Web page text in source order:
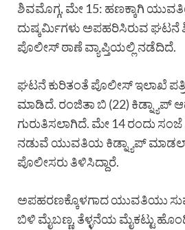
ಶಿವಮೊಗ್ಗ, ಮೇ 15: ಹಣಕ್ಕಾಗಿ
ದುಷ್ಕರ್ಮಿಗಳು ಅಪಹರಿಸಿರುವ
ಪೊಲೀಸ್ ಠಾಣೆ ವ್ಯಾಪ್ತಿಯಲ್ಲಿ ನಡೆದಿದೆ.
ಘಟನೆ ಕುರಿತಂತೆ ಪೊಲೀಸ್ ಇಲಾಖೆ
ಮಾಡಿದೆ. ರಂಜಿತಾ ಬಿ (22) ಕಿಡ್ನ್ಯಾಪ್
ಗುರುತಿಸಲಾಗಿದೆ. ಮೇ 14 ರಂದು ಸಂಜೆ
ನಡುವೆ ಯುವತಿಯ ಕಿಡ್ನ್ಯಾಪ್
ಪೊಲೀಸರು ತಿಳಿಸಿದ್ದಾರೆ.
ಅಪಹರಣಕ್ಕೊಳಗಾದ ಯುವತಿಯು
ಬಿಳಿ ಮೈಬಣ್ಣ, ತೆಳ್ಳನೆಯ ಮೈಕಟ್ಟು